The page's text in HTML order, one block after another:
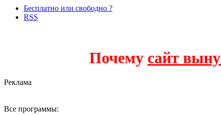
Бесплатно или свободно ?
RSS
Почему сайт
Реклама
Все программы: